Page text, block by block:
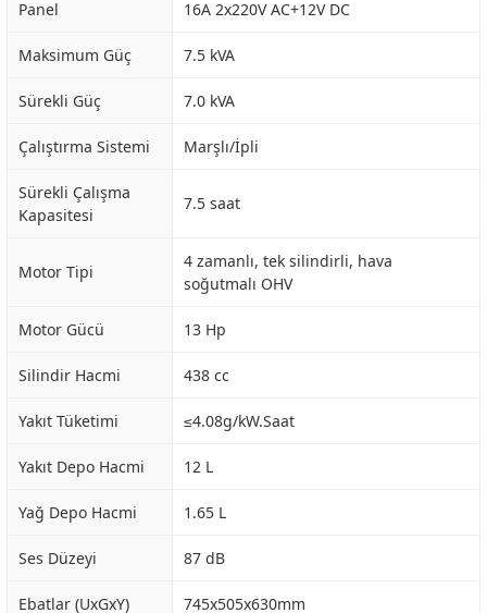
Panel 16A 2x220V AC+12V DC
Maksimum Güç 7.5 kVA
Sürekli Güç 7.0 kVA
Çalıştırma Sistemi Marşlı/İpli
Sürekli Çalışma
Kapasitesi
7.5 saat
Motor Tipi
4 zamanlı, tek silindirli, hava
soğutmalı OHV
Motor Gücü 13 Hp
Silindir Hacmi 438 cc
Yakıt Tüketimi ≤4.08g/kW.Saat
Yakıt Depo Hacmi 12 L
Yağ Depo Hacmi 1.65 L
Ses Düzeyi 87 dB
Ebatlar (UxGxY) 745x505x630mm